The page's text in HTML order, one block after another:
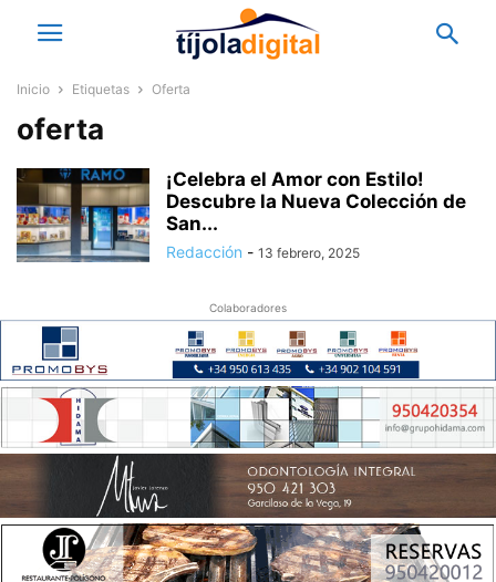
Inicio Etiquetas Oferta
oferta
¡Celebra el Amor con Estilo!
Descubre la Nueva Colección de
San...
Redacción - 13 febrero, 2025
Colaboradores